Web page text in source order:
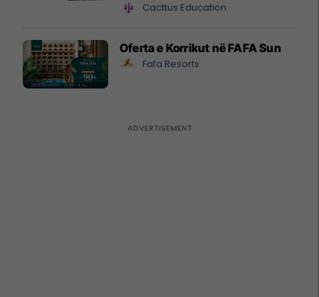
Cacttus Education
Oferta e Korrikut në FAFA Sun
Fafa Resorts